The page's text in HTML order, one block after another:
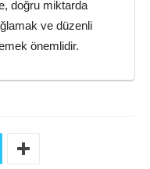
doğru miktarda
ve düzenli
önemlidir.